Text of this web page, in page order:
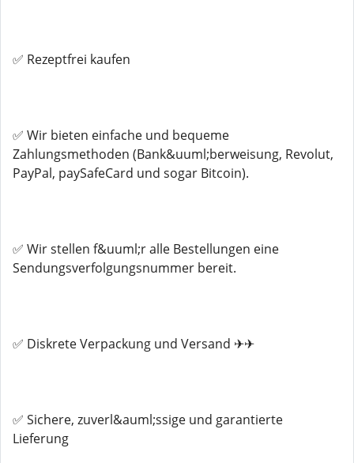
✅ Rezeptfrei kaufen
✅ Wir bieten einfache und bequeme
Zahlungsmethoden (Bank&uuml;berweisung, Revolut,
PayPal, paySafeCard und sogar Bitcoin).
✅ Wir stellen f&uuml;r alle Bestellungen eine
Sendungsverfolgungsnummer bereit.
✅ Diskrete Verpackung und Versand ✈✈
✅ Sichere, zuverl&auml;ssige und garantierte
Lieferung